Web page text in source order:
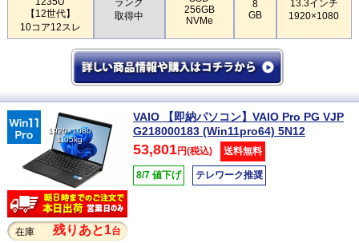
【12世代】
10コア12スレ
取得中
256GB
NVMe
8
GB
13.3インチ
1920×1080
1920×1080
1.05kg
在庫 残りあと1台
VAIO 【即納パソコン】VAIO Pro PG VJP
G218000183 (Win11pro64) 5N12
53,801円(税込) 送料無料
8/7 値下げ テレワーク推奨